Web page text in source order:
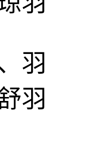
羽
羽